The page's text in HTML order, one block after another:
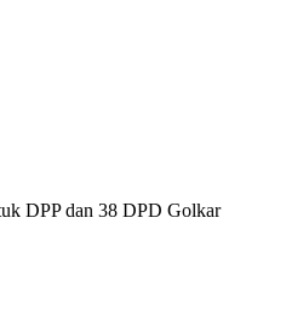
DPP dan 38 DPD Golkar